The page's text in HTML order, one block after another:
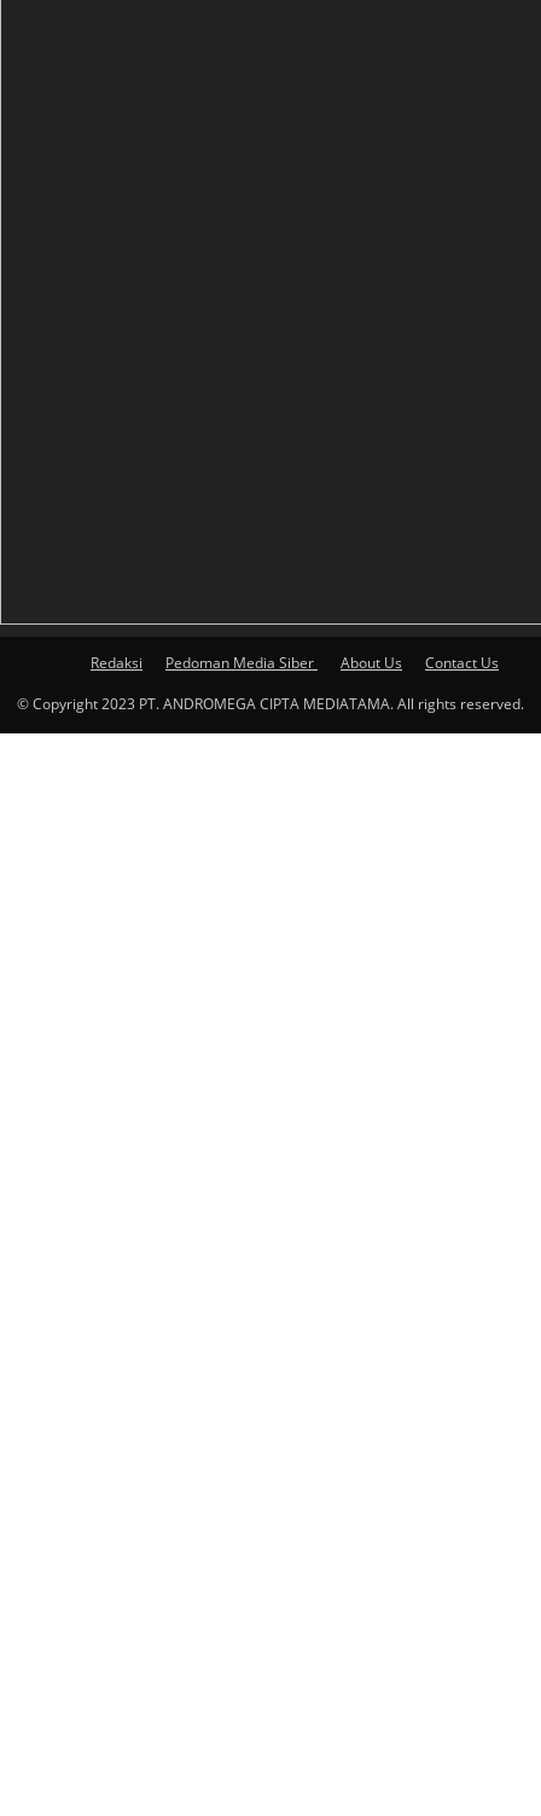
Redaksi Pedoman Media Siber About Us
Contact Us
© Copyright 2023 PT. ANDROMEGA CIPTA MEDIATAMA. All rights reserved.